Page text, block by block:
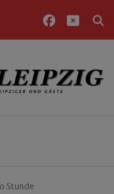
Gäste
Stunde